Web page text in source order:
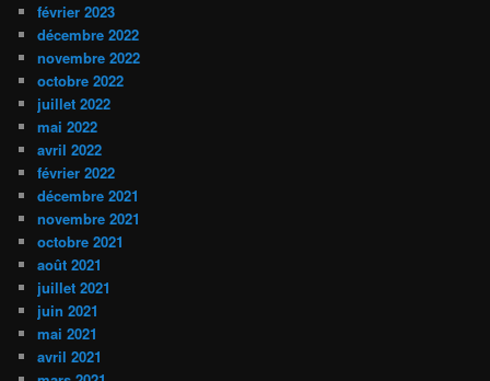
février 2023
décembre 2022
novembre 2022
octobre 2022
juillet 2022
mai 2022
avril 2022
février 2022
décembre 2021
novembre 2021
octobre 2021
août 2021
juillet 2021
juin 2021
mai 2021
avril 2021